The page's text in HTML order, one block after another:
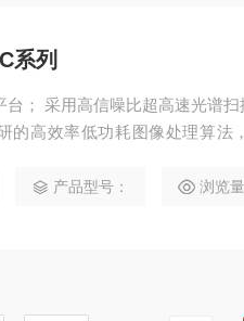
系列
； 采用高信噪比超高速光谱
的高效率低功耗图像处理算法
估，森林病虫害监测与防火监
产品型号： 浏览